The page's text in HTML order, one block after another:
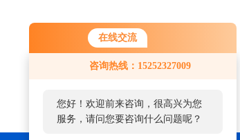
在线交流
咨询热线：15252327009
您好！欢迎前来咨询，很高兴为您
服务，请问您要咨询什么问题呢？